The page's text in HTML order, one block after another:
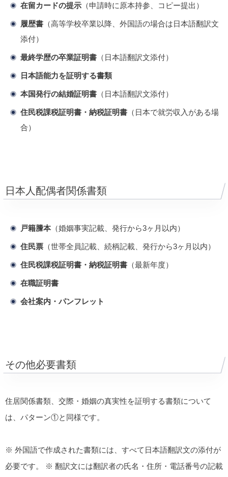
在留カードの提示 （申請時に原本持参、コピー提出）
履歴書 （高等学校卒業以降、外国語の場合は日本語翻訳文
添付）
最終学歴の卒業証明書 （日本語翻訳文添付）
日本語能力を証明する書類
本国発行の結婚証明書 （日本語翻訳文添付）
住民税課税証明書・納税証明書 （日本で就労収入がある場
合）
日本人配偶者関係書類
戸籍謄本（婚姻事実記載、発行から3ヶ月以内）
住民票 （世帯全員記載、続柄記載、発行から3ヶ月以内）
住民税課税証明書・納税証明書 （最新年度）
在職証明書
会社案内・パンフレット
その他必要書類
住居関係書類、交際・婚姻の真実性を証明する書類について
は、パターン①と同様です。
※ 外国語で作成された書類には、すべて日本語翻訳文の添付が
必要です。 ※ 翻訳文には翻訳者の氏名・住所・電話番号の記載